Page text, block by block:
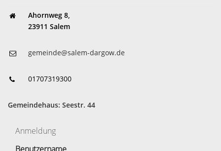
Ahornweg 8,
23911 Salem
gemeinde@salem-dargow.de
01707319300
Gemeindehaus: Seestr. 44
Anmeldung